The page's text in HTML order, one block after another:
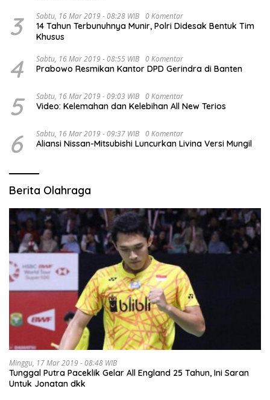
3 Sabtu, 16 Mar 2019 - 08:28 WIB 0 Komentar
14 Tahun Terbunuhnya Munir, Polri Didesak Bentuk Tim
Khusus
4 Sabtu, 16 Mar 2019 - 08:55 WIB 0 Komentar
Prabowo Resmikan Kantor DPD Gerindra di Banten
5 Sabtu, 16 Mar 2019 - 09:03 WIB 0 Komentar
Video: Kelemahan dan Kelebihan All New Terios
6 Sabtu, 16 Mar 2019 - 09:37 WIB 0 Komentar
Aliansi Nissan-Mitsubishi Luncurkan Livina Versi Mungil
Berita Olahraga
Minggu, 17 Mar 2019 - 08:48 WIB
Tunggal Putra Paceklik Gelar All England 25 Tahun, Ini Saran
Untuk Jonatan dkk